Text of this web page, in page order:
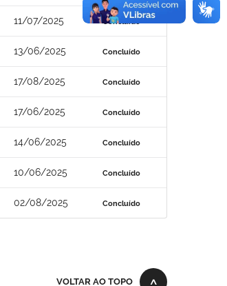
11/07/2025 Concluído
13/06/2025 Concluído
17/08/2025 Concluído
17/06/2025 Concluído
14/06/2025 Concluído
10/06/2025 Concluído
02/08/2025 Concluído
VOLTAR AO TOPO